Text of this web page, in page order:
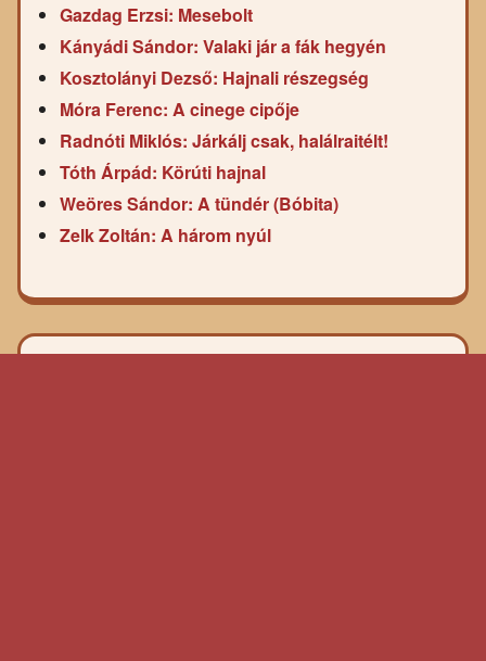
Gazdag Erzsi: Mesebolt
Kányádi Sándor: Valaki jár a fák hegyén
Kosztolányi Dezső: Hajnali részegség
Móra Ferenc: A cinege cipője
Radnóti Miklós: Járkálj csak, halálraitélt!
Tóth Árpád: Körúti hajnal
Weöres Sándor: A tündér (Bóbita)
Zelk Zoltán: A három nyúl